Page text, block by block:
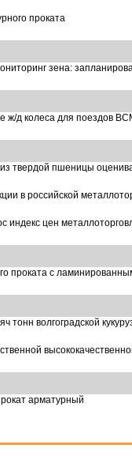
проката
зена:
ж/д колеса для поездов
твердой пшеницы
в российской
индекс цен
проката с
волгоградской
арматурный